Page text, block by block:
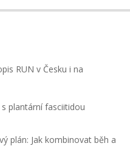
RUN v Česku i na
plantární fasciitidou
plán: Jak kombinovat běh a